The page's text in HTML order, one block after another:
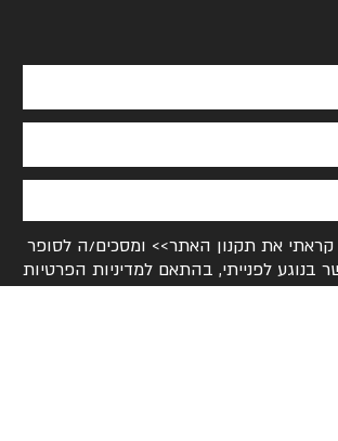
קראתי את תקנון האתר>> ומסכים/ה לסופר
בנוגע לפנייתי, בהתאם למדיניות הפרטיות